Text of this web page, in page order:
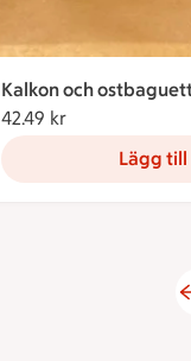
Kalkon och
42.49 kr
Lägg till